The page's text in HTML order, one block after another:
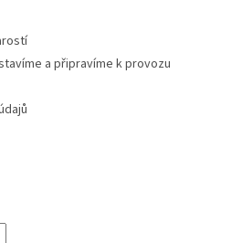
a připravíme k provozu